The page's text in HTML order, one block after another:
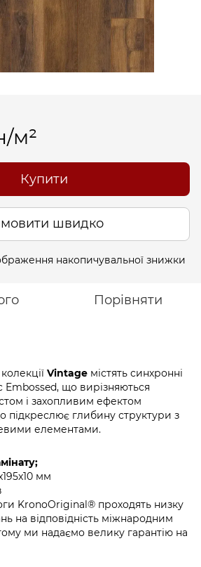
м²
Купити
швидко
накопичувальної знижки
Порівняти
Vintage містять синхронні
що вирізняються
і захопливим ефектом
підкреслює глибину структури з
елементами.
мм
KronoOriginal® проходять низку
на відповідність міжнародним
ми надаємо велику гарантію на